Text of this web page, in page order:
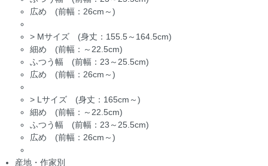
広め (前幅：26cm～)
> Mサイズ (身丈：155.5～164.5cm)
細め (前幅：～22.5cm)
ふつう幅 (前幅：23～25.5cm)
広め (前幅：26cm～)
> Lサイズ (身丈：165cm～)
細め (前幅：～22.5cm)
ふつう幅 (前幅：23～25.5cm)
広め (前幅：26cm～)
産地・作家別